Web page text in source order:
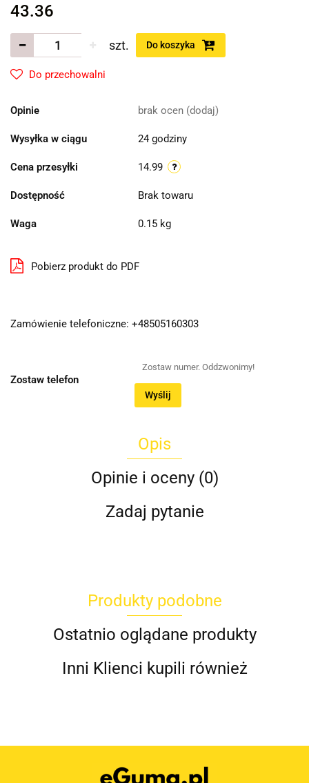
43.36
szt. Do koszyka
Do przechowalni
Opinie brak ocen (dodaj)
Wysyłka w ciągu 24 godziny
Cena przesyłki 14.99
Dostępność Brak towaru
Waga 0.15 kg
Pobierz produkt do PDF
Zamówienie telefoniczne: +48505160303
Zostaw telefon
Wyślij
Opis
Opinie i oceny (0)
Zadaj pytanie
Produkty podobne
Ostatnio oglądane produkty
Inni Klienci kupili również